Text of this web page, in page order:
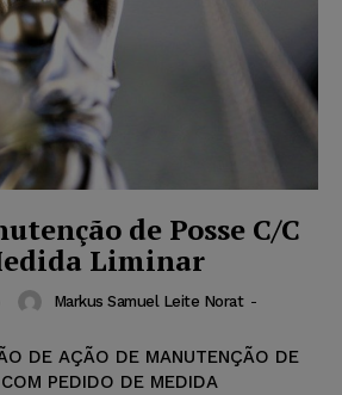
de Posse C/C
Liminar
Markus Samuel Leite Norat -
DE AÇÃO DE MANUTENÇÃO DE
PEDIDO DE MEDIDA